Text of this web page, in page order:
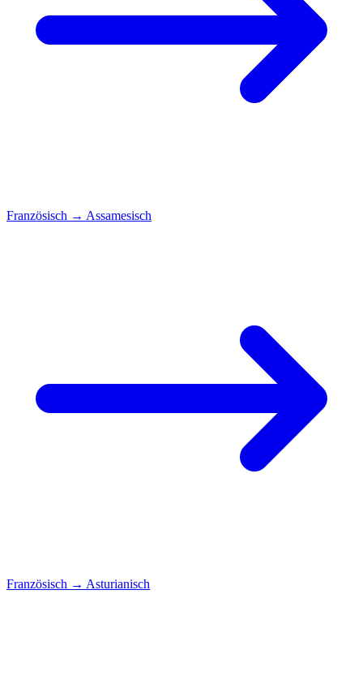
Französisch → Assamesisch
Französisch → Asturianisch